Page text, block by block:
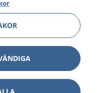
du kan kontakta.
göra dina
1177 för